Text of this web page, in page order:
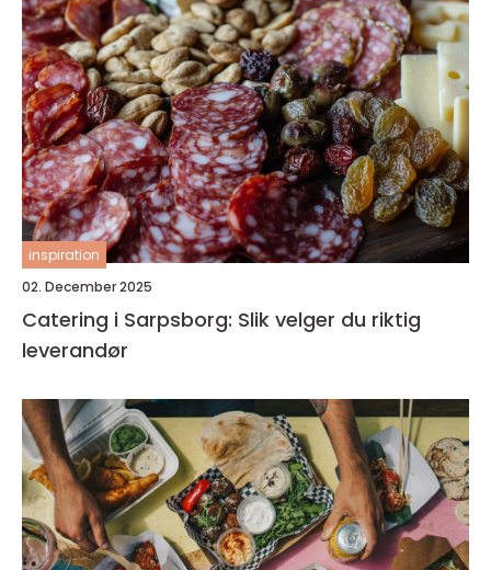
inspiration
02. December 2025
Catering i Sarpsborg: Slik velger du riktig
leverandør